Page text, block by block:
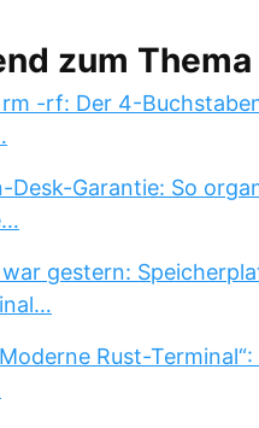
zum Thema
-rf: Der 4-
Desk-Garantie: So
gestern:
Rust-